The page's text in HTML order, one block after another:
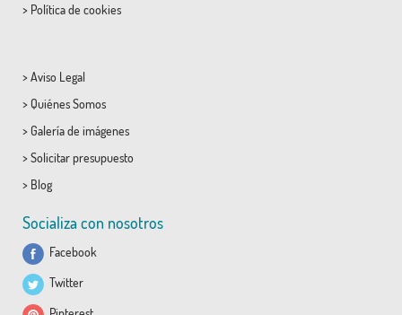
> Política de cookies
> Aviso Legal
> Quiénes Somos
> Galería de imágenes
> Solicitar presupuesto
> Blog
Socializa con nosotros
Facebook
Twitter